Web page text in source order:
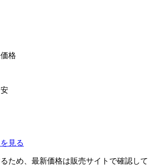
格
見る
ため、最新価格は販売サイトで確認して